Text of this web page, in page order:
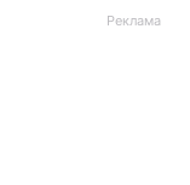
Реклама